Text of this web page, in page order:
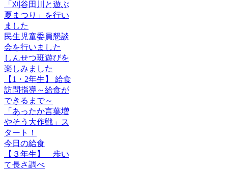
「刈谷田川と遊ぶ
夏まつり」を行い
ました
民生児童委員懇談
会を行いました
しんせつ班遊びを
楽しみました
【1・2年生】 給食
訪問指導～給食が
できるまで～
「あったか言葉増
やそう大作戦」ス
タート！
今日の給食
【３年生】 歩い
て長さ調べ